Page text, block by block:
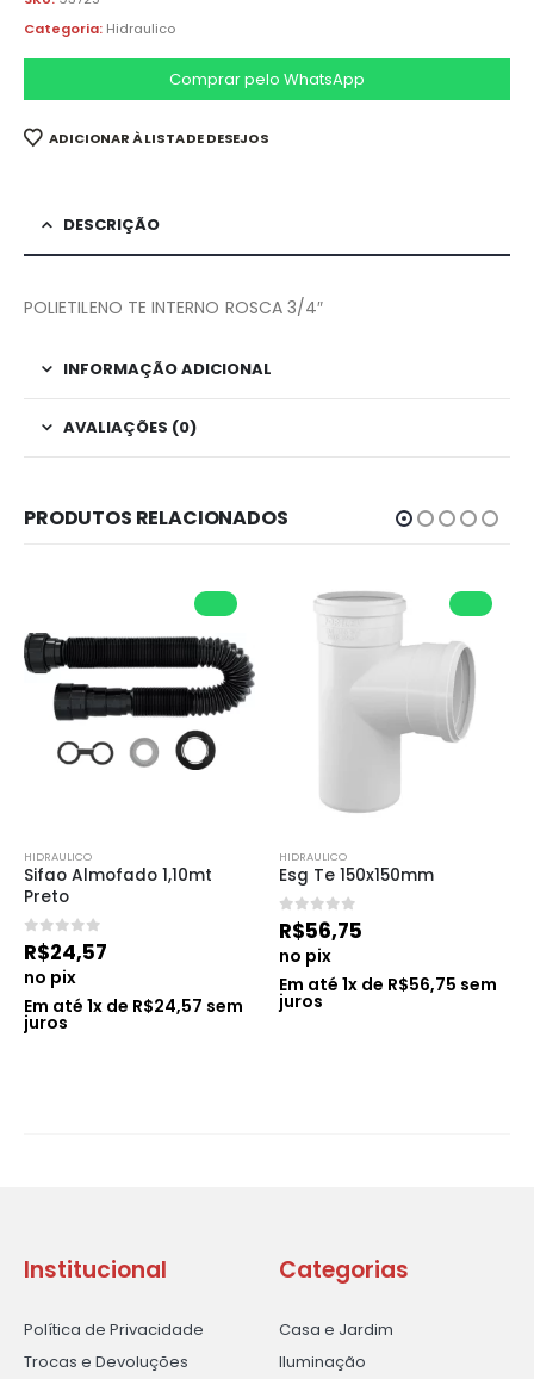
Categoria: Hidraulico
Comprar pelo WhatsApp
ADICIONAR À LISTA DE DESEJOS
DESCRIÇÃO
POLIETILENO TE INTERNO ROSCA 3/4″
INFORMAÇÃO ADICIONAL
AVALIAÇÕES (0)
PRODUTOS RELACIONADOS
HIDRAULICO
Sifao Almofado 1,10mt
Preto
0de 5
R$24,57
no pix
Em até 1x de R$24,57 sem
juros
HIDRAULICO
Esg Te 150x150mm
0de 5
R$56,75
no pix
Em até 1x de R$56,75 sem
juros
Institucional
Política de Privacidade
Trocas e Devoluções
Categorias
Casa e Jardim
Iluminação